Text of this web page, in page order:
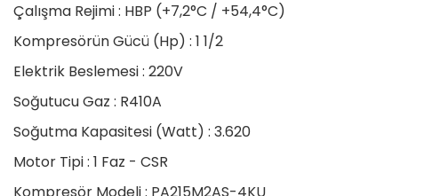
Çalışma Rejimi : HBP (+7,2°C / +54,4°C)
Kompresörün Gücü (Hp) : 1 1/2
Elektrik Beslemesi : 220V
Soğutucu Gaz : R410A
Soğutma Kapasitesi (Watt) : 3.620
Motor Tipi : 1 Faz - CSR